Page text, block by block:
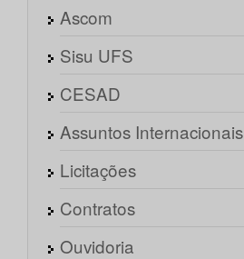
Ascom
Sisu UFS
CESAD
Assuntos Internacionais
Licitações
Contratos
Ouvidoria